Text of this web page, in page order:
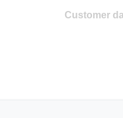
Customer